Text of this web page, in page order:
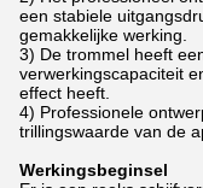
een stabiele
gemakkelijke werking.
3) De trommel heeft
verwerkingscapaciteit
effect heeft.
4) Professionele
trillingswaarde van de
Werkingsbeginsel